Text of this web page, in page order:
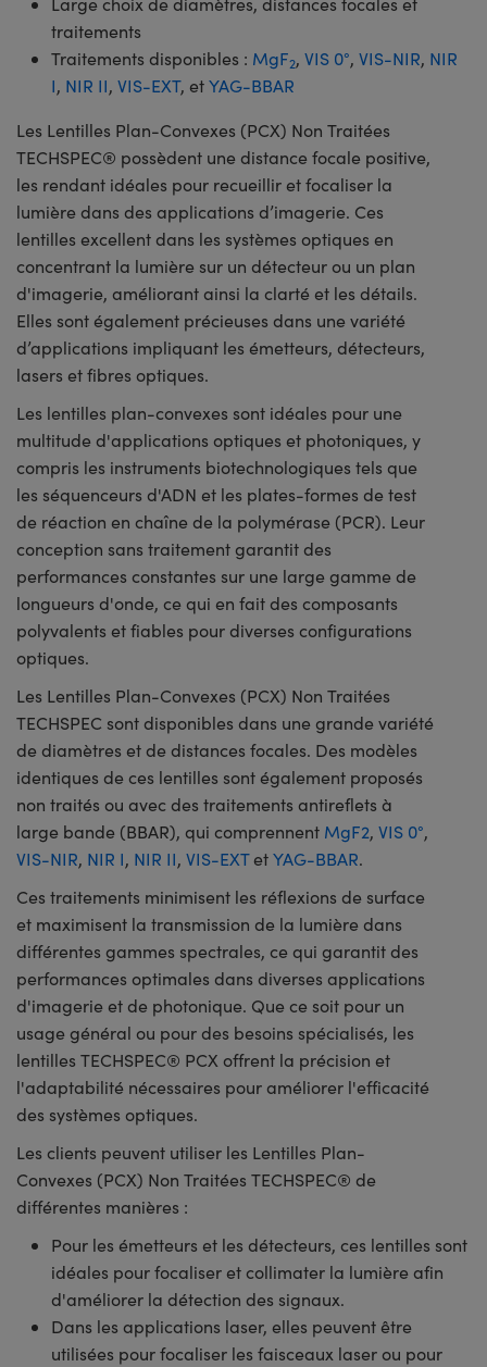
traitements
Traitements disponibles : MgF2, VIS 0°, VIS-NIR, NIR
I, NIR II, VIS-EXT, etYAG-BBAR
Les Lentilles Plan-Convexes (PCX) Non Traitées
TECHSPEC® possèdent une distance focale positive,
les rendant idéales pour recueillir et focaliser la
lumière dans des applications d’imagerie. Ces
lentilles excellent dans les systèmes optiques en
concentrant la lumière sur un détecteur ou un plan
d'imagerie, améliorant ainsi la clarté et les détails.
Elles sont également précieuses dans une variété
d’applications impliquant les émetteurs, détecteurs,
lasers et fibres optiques.
Les lentilles plan-convexes sont idéales pour une
multitude d'applications optiques et photoniques, y
compris les instruments biotechnologiques tels que
les séquenceurs d'ADN et les plates-formes de test
de réaction en chaîne de la polymérase (PCR). Leur
conception sans traitement garantit des
performances constantes sur une large gamme de
longueurs d'onde, ce qui en fait des composants
polyvalents et fiables pour diverses configurations
optiques.
Les Lentilles Plan-Convexes (PCX) Non Traitées
TECHSPEC sont disponibles dans une grande variété
de diamètres et de distances focales. Des modèles
identiques de ces lentilles sont également proposés
non traités ou avec des traitements antireflets à
large bande (BBAR), qui comprennent MgF2, VIS 0°,
VIS-NIR, NIR I, NIR II, VIS-EXTetYAG-BBAR.
Ces traitements minimisent les réflexions de surface
et maximisent la transmission de la lumière dans
différentes gammes spectrales, ce qui garantit des
performances optimales dans diverses applications
d'imagerie et de photonique. Que ce soit pour un
usage général ou pour des besoins spécialisés, les
lentilles TECHSPEC® PCX offrent la précision et
l'adaptabilité nécessaires pour améliorer l'efficacité
des systèmes optiques.
Les clients peuvent utiliser les Lentilles Plan-
Convexes (PCX) Non Traitées TECHSPEC® de
différentes manières :
Pour les émetteurs et les détecteurs, ces lentilles sont
idéales pour focaliser et collimater la lumière afin
d'améliorer la détection des signaux.
Dans les applications laser, elles peuvent être
utilisées pour focaliser les faisceaux laser ou pour